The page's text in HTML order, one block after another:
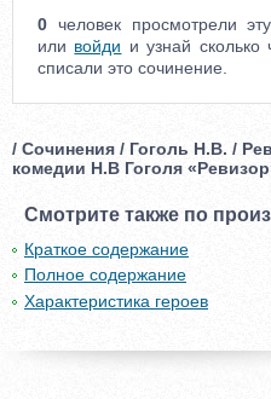
0 человек просмотрели
или войди и узнай
списали это сочинение.
/ Сочинения / Гоголь Н.В. /
комедии Н.В Гоголя
Смотрите также по
Краткое содержание
Полное содержание
Характеристика героев